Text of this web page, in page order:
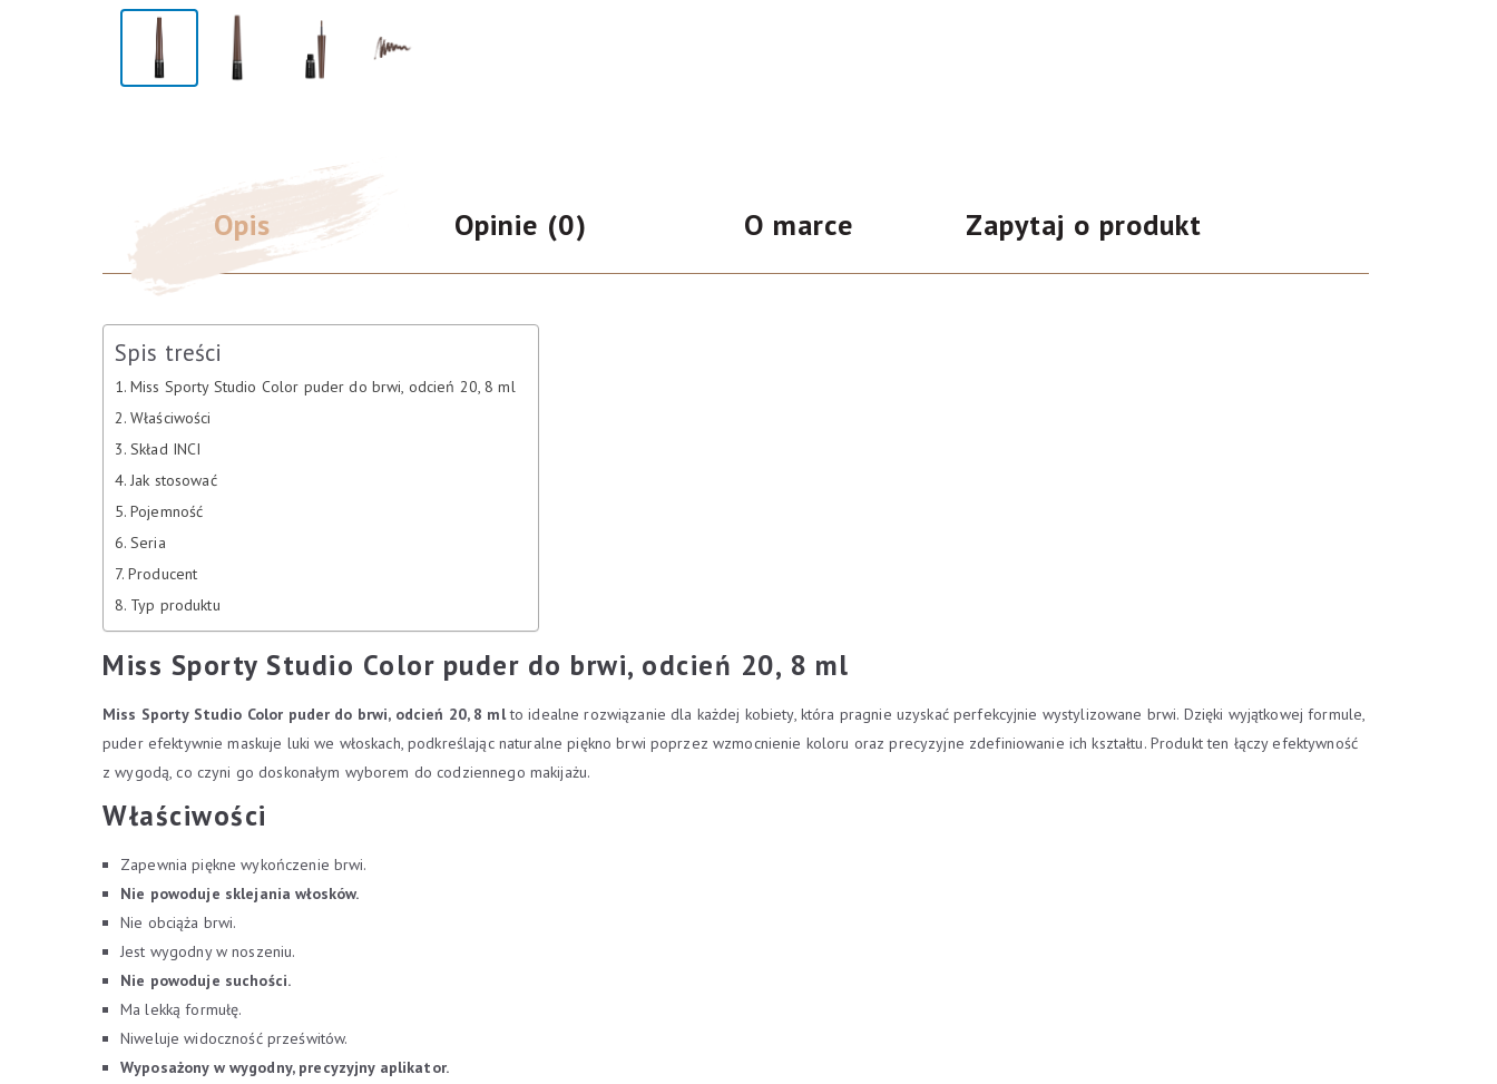
Opis Opinie (0) O marce Zapytaj o produkt
Spis treści
Miss Sporty Studio Color puder do brwi, odcień 20, 8 ml
Właściwości
Skład INCI
Jak stosować
Pojemność
Seria
Producent
Typ produktu
Miss Sporty Studio Color puder do brwi, odcień 20, 8 ml
Miss Sporty Studio Color puder do brwi, odcień 20, 8 mlto idealne rozwiązanie dla każdej kobiety, która pragnie uzyskać perfekcyjnie wystylizowane brwi. Dzięki wyjątkowej formule,
puder efektywnie maskuje luki we włoskach, podkreślając naturalne piękno brwi poprzez wzmocnienie koloru oraz precyzyjne zdefiniowanie ich kształtu. Produkt ten łączy efektywność
z wygodą, co czyni go doskonałym wyborem do codziennego makijażu.
Właściwości
Zapewnia piękne wykończenie brwi.
Nie powoduje sklejania włosków.
Nie obciąża brwi.
Jest wygodny w noszeniu.
Nie powoduje suchości.
Ma lekką formułę.
Niweluje widoczność prześwitów.
Wyposażony w wygodny, precyzyjny aplikator.